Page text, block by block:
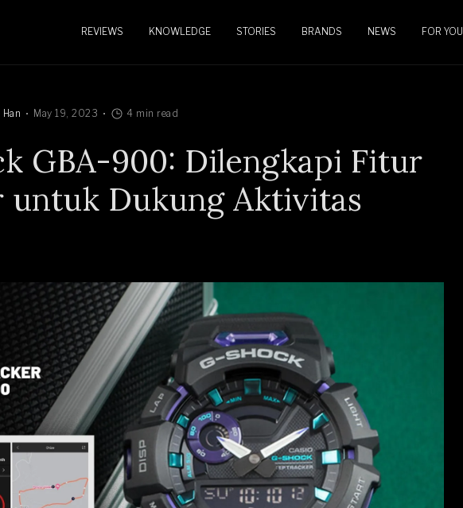
REVIEWS KNOWLEDGE STORIES BRANDS NEWS FOR YOU
Han May 19, 2023 4 min read
GBA-900: Dilengkapi Fitur
untuk Dukung Aktivitas